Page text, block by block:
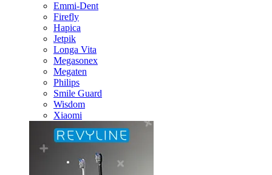
Emmi-Dent
Firefly
Hapica
Jetpik
Longa Vita
Megasonex
Megaten
Philips
Smile Guard
Wisdom
Xiaomi